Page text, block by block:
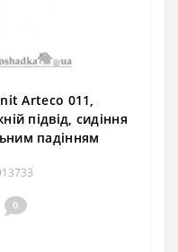
Arteco 011,
підвід, сидіння
падінням
0